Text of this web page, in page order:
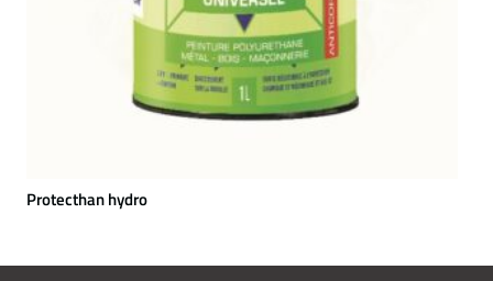
Protecthan hydro